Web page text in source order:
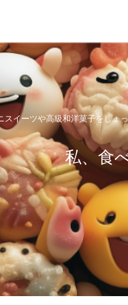
イーツや高級和洋菓子をし
私、食